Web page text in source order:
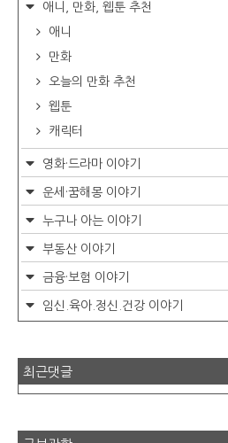
애니, 만화, 웹툰 추천
애니
만화
오늘의 만화 추천
웹툰
캐릭터
영화·드라마 이야기
운세·꿈해몽 이야기
누구나 아는 이야기
부동산 이야기
금융·보험 이야기
임신.육아.정신.건강 이야기
최근댓글